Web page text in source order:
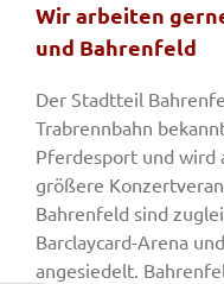
Wir arbeiten
und Bahrenfeld
Der Stadtteil
Trabrennbahn
Pferdesport und wird
größere
Bahrenfeld sind
Barclaycard-Arena
angesiedelt.